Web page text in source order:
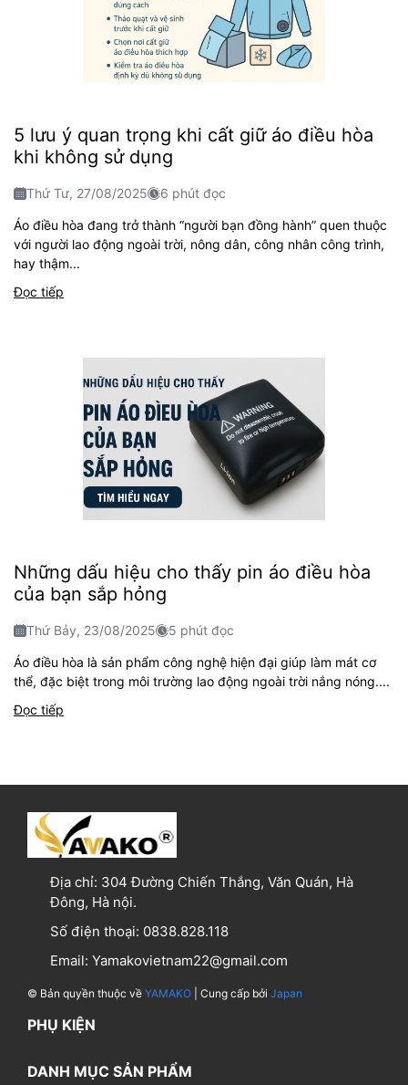
5 lưu ý quan trọng khi cất giữ áo điều hòa
khi không sử dụng
Thứ Tư, 27/08/2025 6 phút đọc
Áo điều hòa đang trở thành “người bạn đồng hành” quen thuộc
với người lao động ngoài trời, nông dân, công nhân công trình,
hay thậm...
Đọc tiếp
Những dấu hiệu cho thấy pin áo điều hòa
của bạn sắp hỏng
Thứ Bảy, 23/08/2025 5 phút đọc
Áo điều hòa là sản phẩm công nghệ hiện đại giúp làm mát cơ
thể, đặc biệt trong môi trường lao động ngoài trời nắng nóng....
Đọc tiếp
Địa chỉ: 304 Đường Chiến Thắng, Văn Quán, Hà
Đông, Hà nội.
Số điện thoại: 0838.828.118
Email: Yamakovietnam22@gmail.com
© Bản quyền thuộc về YAMAKO | Cung cấp bởi Japan
PHỤ KIỆN
DANH MỤC SẢN PHẨM